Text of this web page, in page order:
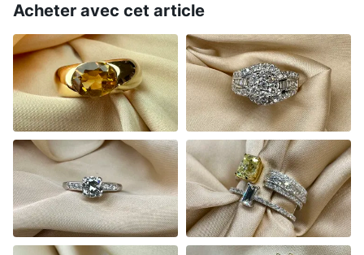
Acheter avec cet article